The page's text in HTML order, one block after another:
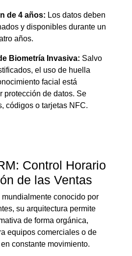
de 4 años: Los datos deben
y disponibles durante un
años.
Biometría Invasiva: Salvo
el uso de huella
facial está
protección de datos. Se
códigos o tarjetas NFC.
Control Horario
de las Ventas
mundialmente conocido por
su arquitectura permite
de forma orgánica,
equipos comerciales o de
constante movimiento.